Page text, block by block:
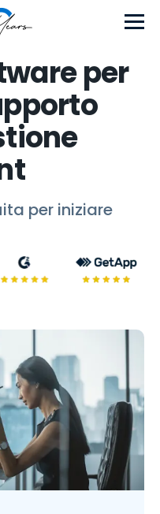
per
per iniziare